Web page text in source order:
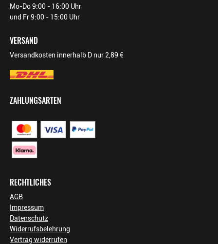
Mo-Do 9:00 - 16:00 Uhr
und Fr 9:00 - 15:00 Uhr
VERSAND
Versandkosten innerhalb D nur 2,89 €
ZAHLUNGSARTEN
RECHTLICHES
AGB
Impressum
Datenschutz
Widerrufsbelehrung
Vertrag widerrufen